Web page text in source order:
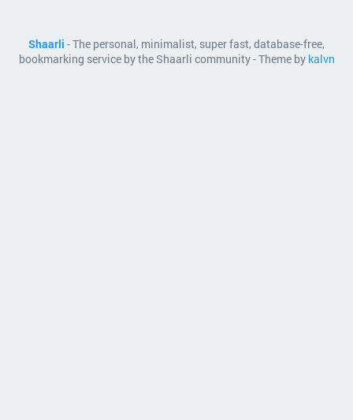
Shaarli - The personal, minimalist, super fast, database-free,
bookmarking service by the Shaarli community - Theme by kalvn